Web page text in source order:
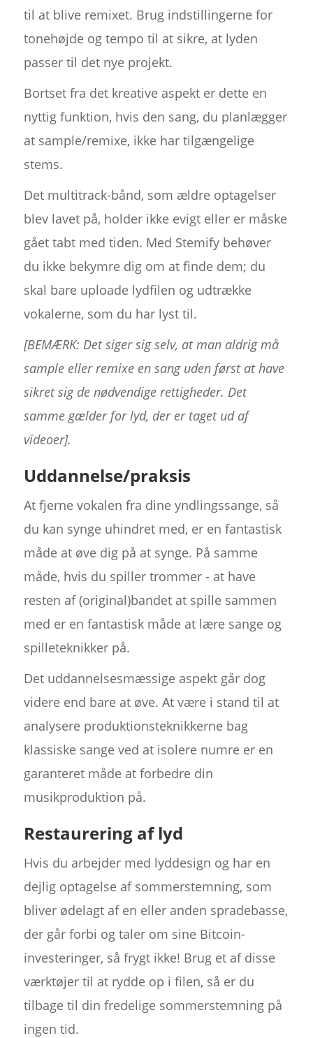
til at blive remixet. Brug indstillingerne for
tonehøjde og tempo til at sikre, at lyden
passer til det nye projekt.
Bortset fra det kreative aspekt er dette en
nyttig funktion, hvis den sang, du planlægger
at sample/remixe, ikke har tilgængelige
stems.
Det multitrack-bånd, som ældre optagelser
blev lavet på, holder ikke evigt eller er måske
gået tabt med tiden. Med Stemify behøver
du ikke bekymre dig om at finde dem; du
skal bare uploade lydfilen og udtrække
vokalerne, som du har lyst til.
[BEMÆRK: Det siger sig selv, at man aldrig må
sample eller remixe en sang uden først at have
sikret sig de nødvendige rettigheder. Det
samme gælder for lyd, der er taget ud af
videoer].
Uddannelse/praksis
At fjerne vokalen fra dine yndlingssange, så
du kan synge uhindret med, er en fantastisk
måde at øve dig på at synge. På samme
måde, hvis du spiller trommer - at have
resten af (original)bandet at spille sammen
med er en fantastisk måde at lære sange og
spilleteknikker på.
Det uddannelsesmæssige aspekt går dog
videre end bare at øve. At være i stand til at
analysere produktionsteknikkerne bag
klassiske sange ved at isolere numre er en
garanteret måde at forbedre din
musikproduktion på.
Restaurering af lyd
Hvis du arbejder med lyddesign og har en
dejlig optagelse af sommerstemning, som
bliver ødelagt af en eller anden spradebasse,
der går forbi og taler om sine Bitcoin-
investeringer, så frygt ikke! Brug et af disse
værktøjer til at rydde op i filen, så er du
tilbage til din fredelige sommerstemning på
ingen tid.